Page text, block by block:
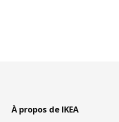
À propos de IKEA